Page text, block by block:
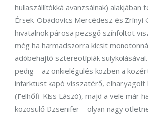
hullaszállítókká avanzsálnak) alakjában
Érsek-Obádovics Mercédesz és Zrínyi
hivatalnok párosa pezsgő színfoltot
még ha harmadszorra kicsit
adóbehajtó sztereotípiák
pedig – az önkielégülés közben a
infarktust kapó visszatérő, elhanyagolt
(Felhőfi-Kiss Lászó), majd a vele már
közösülő Dzsenifer – olyan nagy